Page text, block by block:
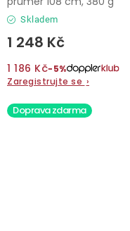
Skladem
1 248 Kč
1 186 Kč−5%
Zaregistrujte se ›
Doprava zdarma